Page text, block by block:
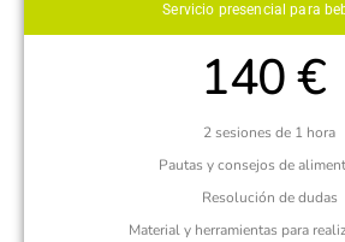
Servicio presencial para
140 €
2 sesiones de 1 hora
Pautas y consejos de
Resolución de dudas
Material y herramientas para